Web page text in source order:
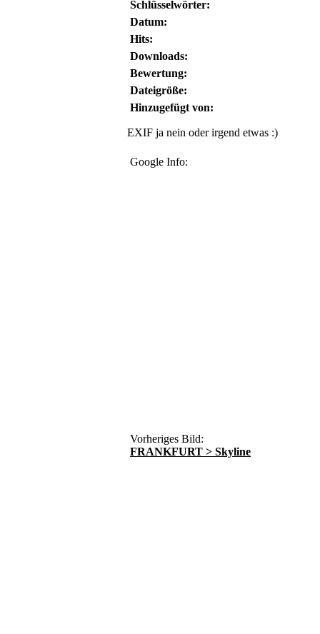
Schlüsselwörter:
Datum:
Hits:
Downloads:
Bewertung:
Dateigröße:
Hinzugefügt von:
EXIF ja nein oder irgend etwas :)
Google Info:
Vorheriges Bild:
FRANKFURT > Skyline